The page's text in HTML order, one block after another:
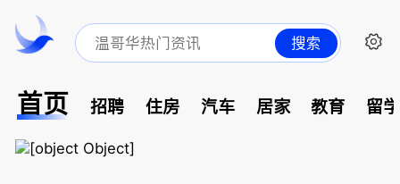
搜索
首页 招聘 住房 汽车 居家 教育 留